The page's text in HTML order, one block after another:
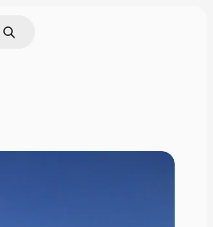
por imagem
Buscar